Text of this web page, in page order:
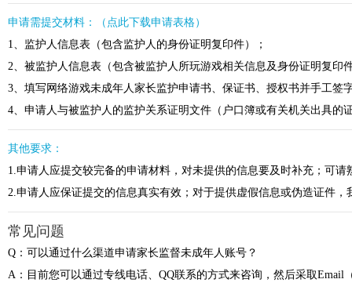
申请需提交材料：（点此下载申请表格）
1、监护人信息表（包含监护人的身份证明复印件）；
2、被监护人信息表（包含被监护人所玩游戏相关信息及身份证明复印
3、填写网络游戏未成年人家长监护申请书、保证书、授权书并手工签
4、申请人与被监护人的监护关系证明文件（户口簿或有关机关出具的
其他要求：
1.申请人应提交较完备的申请材料，对未提供的信息要及时补充；可
2.申请人应保证提交的信息真实有效；对于提供虚假信息或伪造证件
常见问题
Q：可以通过什么渠道申请家长监督未成年人账号？
A：目前您可以通过专线电话、QQ联系的方式来咨询，然后采取Email